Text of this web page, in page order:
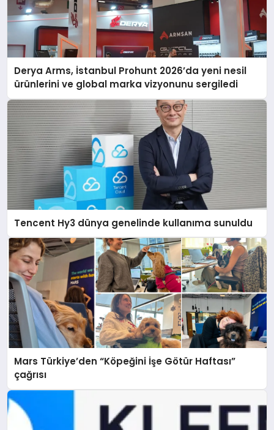
Derya Arms, İstanbul Prohunt 2026’da yeni nesil
ürünlerini ve global marka vizyonunu sergiledi
Tencent Hy3 dünya genelinde kullanıma sunuldu
Mars Türkiye’den “Köpeğini İşe Götür Haftası”
çağrısı